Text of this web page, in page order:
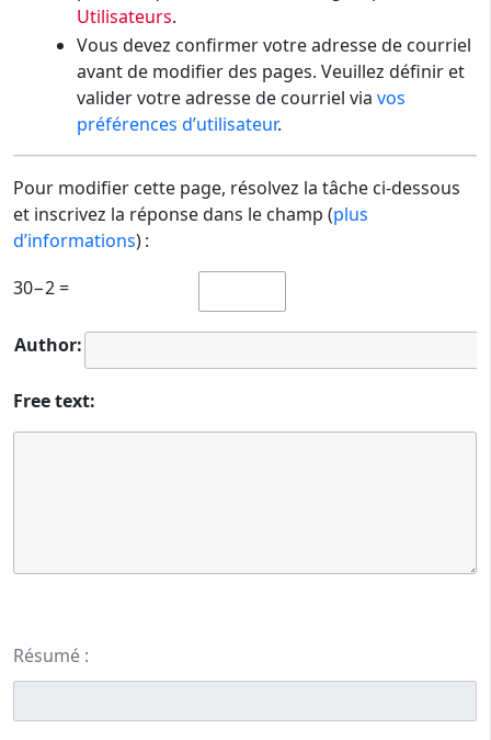
Utilisateurs.
Vous devez confirmer votre adresse de courriel
avant de modifier des pages. Veuillez définir et
valider votre adresse de courriel via vos
préférences d’utilisateur.
Pour modifier cette page, résolvez la tâche ci-dessous
et inscrivez la réponse dans le champ (plus
d’informations) :
30−2 =
Author:
Free text:
Résumé :